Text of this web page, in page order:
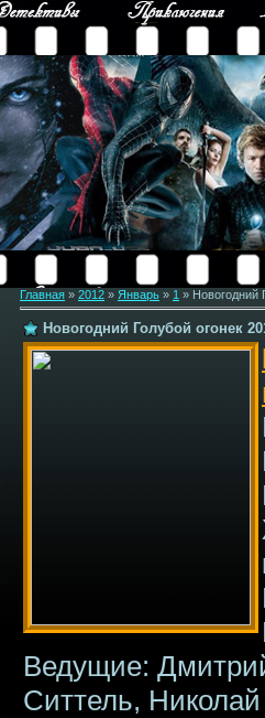
Главная » 2012 » Январь » 1 » Новогодний
Новогодний Голубой огонек
Ведущие:
Ситтель,